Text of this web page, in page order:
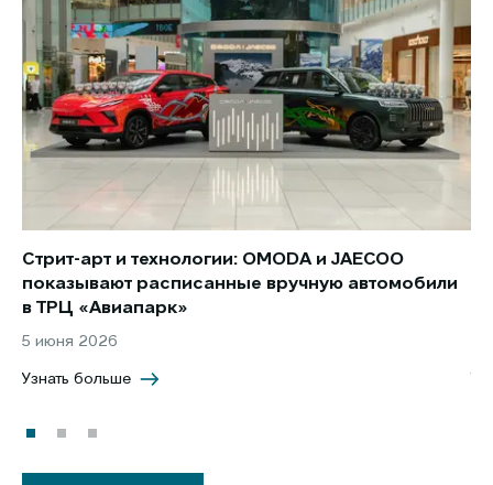
Стрит-арт и технологии: OMODA и JAECOO
показывают расписанные вручную автомобили
в ТРЦ «Авиапарк»
5 июня 2026
Узнать больше